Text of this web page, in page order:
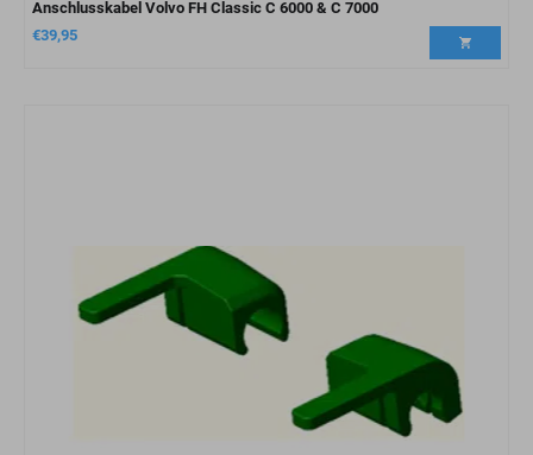
Anschlusskabel Volvo FH Classic C 6000 & C 7000
€39,95